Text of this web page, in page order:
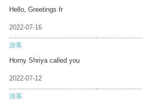
Hello, Greetings fr
2022-07-16
游客
Horny Shriya called you
2022-07-12
游客